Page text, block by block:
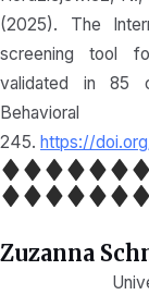
(2025). The
screening tool
validated in 85
245. https://
Zuzanna